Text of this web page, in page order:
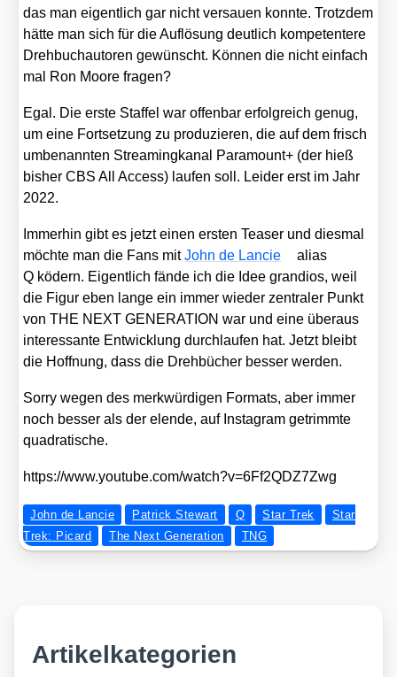
das man eigent­lich gar nicht ver­sau­en konn­te. Trotz­dem
hät­te man sich für die Auf­lö­sung deut­lich kom­pe­ten­te­re
Dreh­buch­au­to­ren gewünscht. Kön­nen die nicht ein­fach
mal Ron Moo­re fra­gen?
Egal. Die ers­te Staf­fel war offen­bar erfolg­reich genug,
um eine Fort­set­zung zu pro­du­zie­ren, die auf dem frisch
umbe­nann­ten Strea­ming­ka­nal Para­mount+ (der hieß
bis­her CBS All Access) lau­fen soll. Lei­der erst im Jahr
2022.
Immer­hin gibt es jetzt einen ers­ten Teaser und dies­mal
möch­te man die Fans mitJohn de Lan­cie
ali­as
Q ködern. Eigent­lich fän­de ich die Idee gran­di­os, weil
die Figur eben lan­ge ein immer wie­der zen­tra­ler Punkt
von THE NEXT GENERATION war und eine über­aus
inter­es­san­te Ent­wick­lung durch­lau­fen hat. Jetzt bleibt
die Hoff­nung, dass die Dreh­bü­cher bes­ser wer­den.
Sor­ry wegen des merk­wür­di­gen For­mats, aber immer
noch bes­ser als der elen­de, auf Insta­gram getrimm­te
qua­dra­ti­sche.
https://​www​.you​tube​.com/​w​a​t​c​h​?​v​=​6​F​f​2​Q​D​Z​7​Zwg
John de Lancie Patrick Stewart Q Star Trek
Star
Trek: Picard
The Next Generation TNG
Artikelkategorien